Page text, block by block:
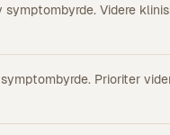
symptombyrde. Videre
Prioriter